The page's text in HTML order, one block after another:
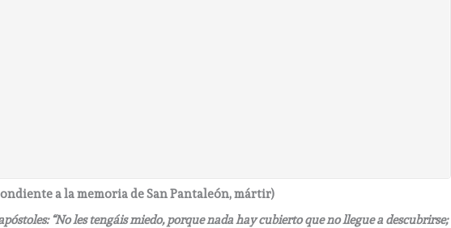
a la memoria de San Pantaleón, mártir)
“No les tengáis miedo, porque nada hay cubierto que no llegue a descubrirse;